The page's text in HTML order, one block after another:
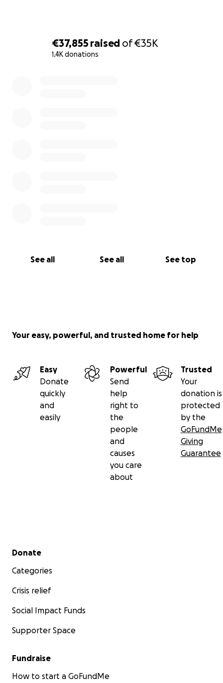
€37,855 raised of€35K
1.4K donations
See all See all See top
jullie meedoen, zodat we straks gezellig samen bij
Willem een biertje kunnen drinken zodra hij weer
Your easy, powerful, and trusted home for help
Easy
Donate
quickly
and
easily
Powerful
Send
help
right to
the
people
and
causes
you care
about
Trusted
Your
donation is
protected
by the
GoFundMe
Giving
Guarantee
Secondary menu
Donate
Categories
Crisis relief
Social Impact Funds
Supporter Space
Fundraise
How to start a GoFundMe